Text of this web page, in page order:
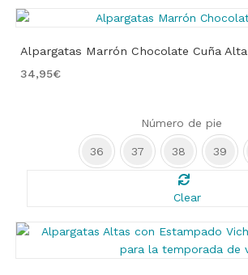
Alpargatas Marrón Chocolate Cuña Alta
34,95€
Número de pie
36 37 38 39
Clear